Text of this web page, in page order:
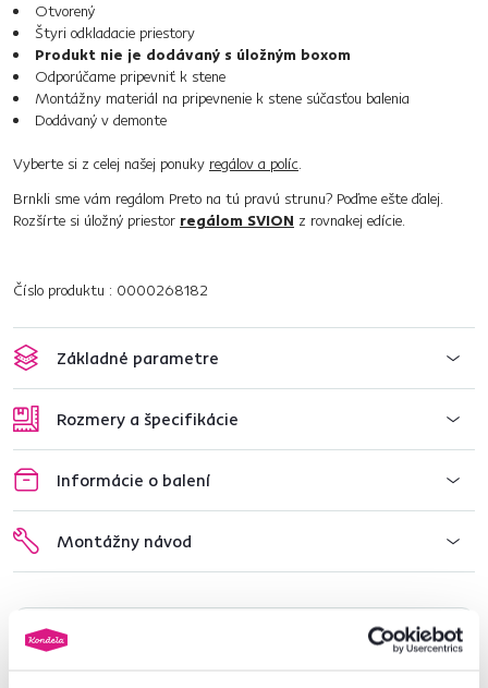
Otvorený
Štyri odkladacie priestory
Produkt nie je dodávaný s úložným boxom
Odporúčame pripevniť k stene
Montážny materiál na pripevnenie k stene súčasťou balenia
Dodávaný v demonte
Vyberte si z celej našej ponuky regálov a políc.
Brnkli sme vám regálom Preto na tú pravú strunu? Poďme ešte ďalej.
Rozšírte si úložný priestor regálom SVION z rovnakej edície.
Číslo produktu : 0000268182
Základné parametre
Rozmery a špecifikácie
Informácie o balení
Montážny návod
Nenašli ste požadované informácie?